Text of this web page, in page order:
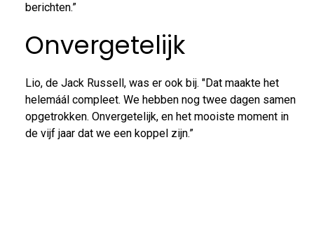
berichten.”
Onvergetelijk
Lio, de Jack Russell, was er ook bij. "Dat maakte het
helemáál compleet. We hebben nog twee dagen samen
opgetrokken. Onvergetelijk, en het mooiste moment in
de vijf jaar dat we een koppel zijn.”